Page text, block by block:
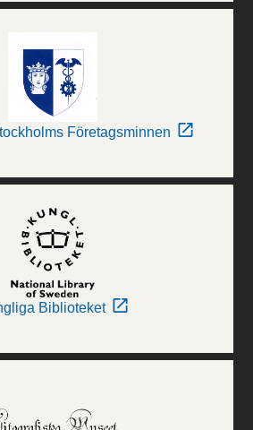
Företagsminnen
Biblioteket